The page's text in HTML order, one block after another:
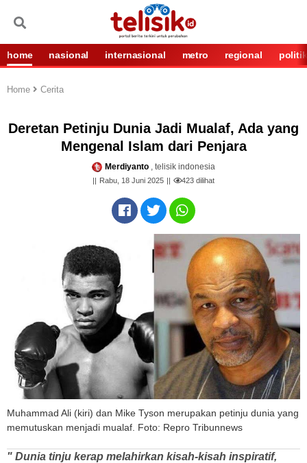
home nasional internasional metro regional politik
Home Cerita
Deretan Petinju Dunia Jadi Mualaf, Ada yang
Mengenal Islam dari Penjara
Merdiyanto , telisik indonesia
Rabu, 18 Juni 2025 423 dilihat
Muhammad Ali (kiri) dan Mike Tyson merupakan petinju dunia yang
memutuskan menjadi mualaf. Foto: Repro Tribunnews
" Dunia tinju kerap melahirkan kisah-kisah inspiratif,